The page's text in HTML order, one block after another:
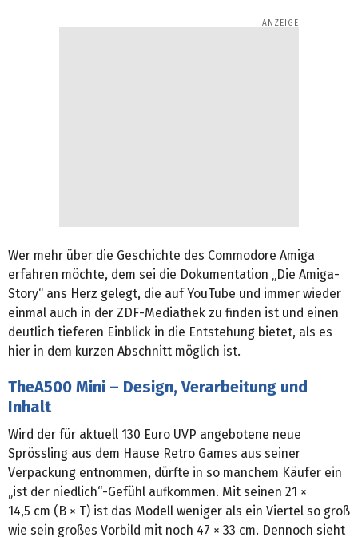
Wer mehr über die Geschichte des Commodore Amiga
erfahren möchte, dem sei die Dokumentation „Die Amiga-
Story“ ans Herz gelegt, die auf YouTube und immer wieder
einmal auch in der ZDF-Mediathek zu finden ist und einen
deutlich tieferen Einblick in die Entstehung bietet, als es
hier in dem kurzen Abschnitt möglich ist.
TheA500 Mini – Design, Verarbeitung und
Inhalt
Wird der für aktuell 130 Euro UVP angebotene neue
Sprössling aus dem Hause Retro Games aus seiner
Verpackung entnommen, dürfte in so manchem Käufer ein
„ist der niedlich“-Gefühl aufkommen. Mit seinen 21 ×
14,5 cm (B × T) ist das Modell weniger als ein Viertel so groß
wie sein großes Vorbild mit noch 47 × 33 cm. Dennoch sieht